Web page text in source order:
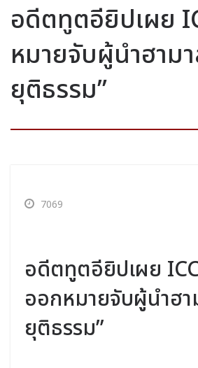
อดีตทูตอียิปเผย
หมายจับผู้นำฮามา
ยุติธรรม”
7069
อดีตทูตอียิปเผย
ออกหมายจับผู้นำฮา
ยุติธรรม”